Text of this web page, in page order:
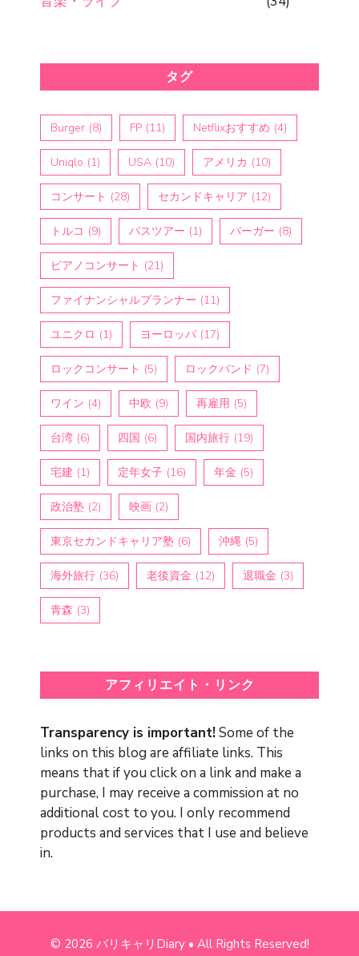
タグ
Burger (8) FP (11) Netflixおすすめ (4)
Uniqlo (1) USA (10) アメリカ (10)
コンサート (28) セカンドキャリア (12)
トルコ (9) バスツアー (1) バーガー (8)
ピアノコンサート (21)
ファイナンシャルプランナー (11)
ユニクロ (1) ヨーロッパ (17)
ロックコンサート (5) ロックバンド (7)
ワイン (4) 中欧 (9) 再雇用 (5)
台湾 (6) 四国 (6) 国内旅行 (19)
宅建 (1) 定年女子 (16) 年金 (5)
政治塾 (2) 映画 (2)
東京セカンドキャリア塾 (6) 沖縄 (5)
海外旅行 (36) 老後資金 (12) 退職金 (3)
青森 (3)
アフィリエイト・リンク
Transparency is important!Some of the
links on this blog are affiliate links. This
means that if you click on a link and make a
purchase, I may receive a commission at no
additional cost to you. I only recommend
products and services that I use and believe
in.
© 2026 バリキャリDiary • All Rights Reserved!